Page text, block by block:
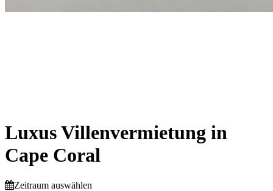
Luxus Villenvermietung in
Cape Coral
Zeitraum auswählen